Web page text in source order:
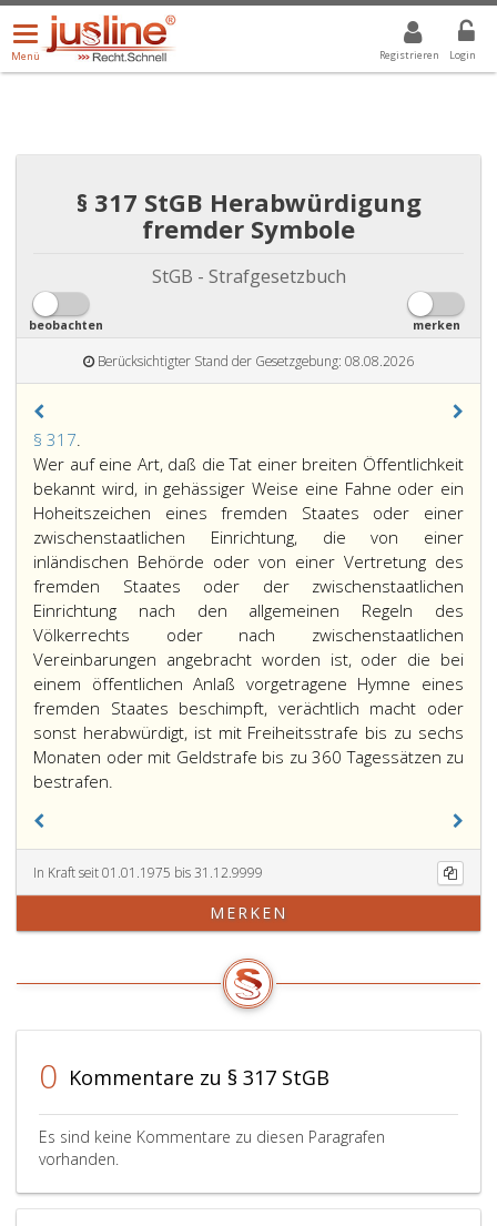
Registrieren Login
Menü
öffnen/schließen
Menü
ALLE DROPDOWN: GEWÄHLTER WERT IST ALLE
§ 317 StGB Herabwürdigung
fremder Symbole
StGB - Strafgesetzbuch
beobachten merken
Berücksichtigter Stand der Gesetzgebung: 08.08.2026
§ 317.
317,
Wer auf eine Art, daß die Tat einer breiten Öffentlichkeit
bekannt wird, in gehässiger Weise eine Fahne oder ein
Hoheitszeichen eines fremden Staates oder einer
zwischenstaatlichen Einrichtung, die von einer
inländischen Behörde oder von einer Vertretung des
fremden Staates oder der zwischenstaatlichen
Einrichtung nach den allgemeinen Regeln des
Völkerrechts oder nach zwischenstaatlichen
Vereinbarungen angebracht worden ist, oder die bei
einem öffentlichen Anlaß vorgetragene Hymne eines
fremden Staates beschimpft, verächtlich macht oder
sonst herabwürdigt, ist mit Freiheitsstrafe bis zu sechs
Monaten oder mit Geldstrafe bis zu 360 Tagessätzen zu
bestrafen.
In Kraft seit 01.01.1975 bis 31.12.9999
MERKEN
0 Kommentare zu § 317 StGB
Es sind keine Kommentare zu diesen Paragrafen
vorhanden.